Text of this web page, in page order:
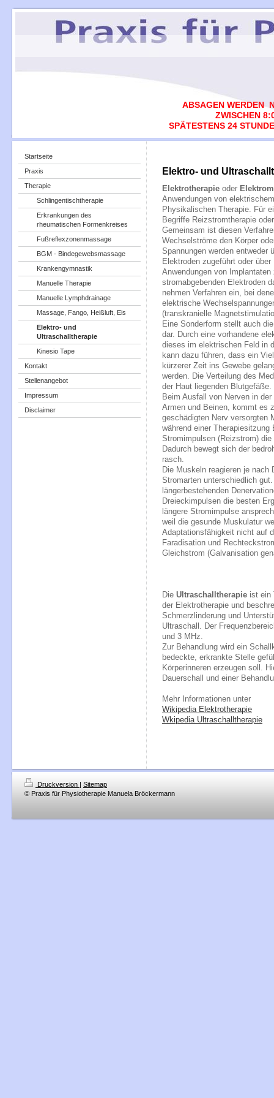
ABSAGEN WERDEN
ZWISCHEN
SPÄTESTENS 24
Startseite
Praxis
Therapie
Schlingentischtherapie
Erkrankungen des
rheumatischen Formenkreises
Fußreflexzonenmassage
BGM - Bindegewebsmassage
Krankengymnastik
Manuelle Therapie
Manuelle Lymphdrainage
Massage, Fango, Heißluft, Eis
Elektro- und
Ultraschalltherapie
Kinesio Tape
Kontakt
Stellenangebot
Impressum
Disclaimer
Elektro- und
Elektrotherapie oder
Anwendungen von
Physikalischen Therapie. Für
Begriffe Reizstromtherapie
Gemeinsam ist diesen
Wechselströme den Körper
Spannungen werden entweder
Elektroden zugeführt oder
Anwendungen von
stromabgebenden Elektroden
nehmen Verfahren ein, bei
elektrische
(transkranielle
Eine Sonderform stellt auch
dar. Durch eine vorhandene
dieses im elektrischen Feld in
kann dazu führen, dass ein
kürzerer Zeit ins Gewebe
werden. Die Verteilung des
der Haut liegenden Blutgefäße.
Beim Ausfall von Nerven in
Armen und Beinen, kommt es
geschädigten Nerv versorgten
während einer
Stromimpulsen (Reizstrom)
Dadurch bewegt sich der
rasch.
Die Muskeln reagieren je nach
Stromarten unterschiedlich
längerbestehenden
Dreieckimpulsen die besten
längere Stromimpulse
weil die gesunde Muskulatur
Adaptationsfähigkeit nicht auf
Faradisation und
Gleichstrom (Galvanisation
Die Ultraschalltherapie ist ein
der Elektrotherapie und
Schmerzlinderung und
Ultraschall. Der
und 3 MHz.
Zur Behandlung wird ein
bedeckte, erkrankte Stelle
Körperinneren erzeugen soll.
Dauerschall und einer
Mehr Informationen unter
Wikipedia Elektrotherapie
Wkipedia Ultraschalltherapie
Druckversion | Sitemap
© Praxis für Physiotherapie Manuela Bröckermann